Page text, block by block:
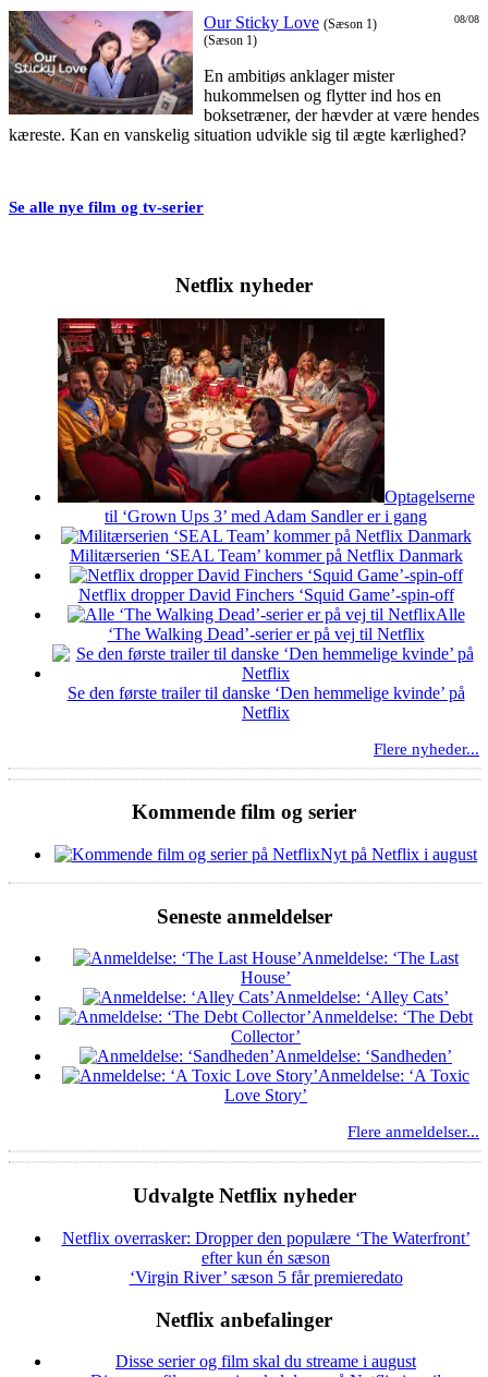
08/08
Our Sticky Love (Sæson 1)
(Sæson 1)
En ambitiøs anklager mister
hukommelsen og flytter ind hos en
boksetræner, der hævder at være hendes
kæreste. Kan en vanskelig situation udvikle sig til ægte kærlighed?
Se alle nye film og tv-serier
Netflix nyheder
Optagelserne
til ‘Grown Ups 3’ med Adam Sandler er i gang
Militærserien ‘SEAL Team’ kommer på Netflix Danmark
Netflix dropper David Finchers ‘Squid Game’-spin-off
Alle
‘The Walking Dead’-serier er på vej til Netflix
Se den første trailer til danske ‘Den hemmelige kvinde’ på
Netflix
Flere nyheder...
Kommende film og serier
Nyt på Netflix i august
Seneste anmeldelser
Anmeldelse: ‘The Last
House’
Anmeldelse: ‘Alley Cats’
Anmeldelse: ‘The Debt
Collector’
Anmeldelse: ‘Sandheden’
Anmeldelse: ‘A Toxic
Love Story’
Flere anmeldelser...
Udvalgte Netflix nyheder
Netflix overrasker: Dropper den populære ‘The Waterfront’
efter kun én sæson
‘Virgin River’ sæson 5 får premieredato
Netflix anbefalinger
Disse serier og film skal du streame i august